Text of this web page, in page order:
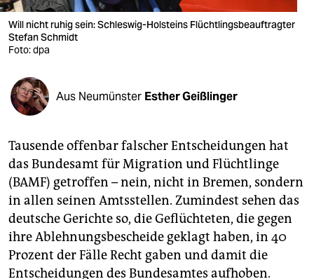
verlag
verlag
shop
fragen & hilfe
unterstützen
abo
genossenschaft
epaper login
Will nicht ruhig sein: Schleswig-Holsteins Flüchtlingsbeauftragter
Stefan Schmidt
Foto: dpa
Aus Neumünster Esther Geißlinger
Tausende offenbar falscher Entscheidungen hat
das Bundesamt für Migration und Flüchtlinge
(BAMF) getroffen – nein, nicht in Bremen, sondern
in allen seinen Amtsstellen. Zumindest sehen das
deutsche Gerichte so, die Geflüchteten, die gegen
ihre Ablehnungsbescheide geklagt haben, in 40
Prozent der Fälle Recht gaben und damit die
Entscheidungen des Bundesamtes aufhoben.